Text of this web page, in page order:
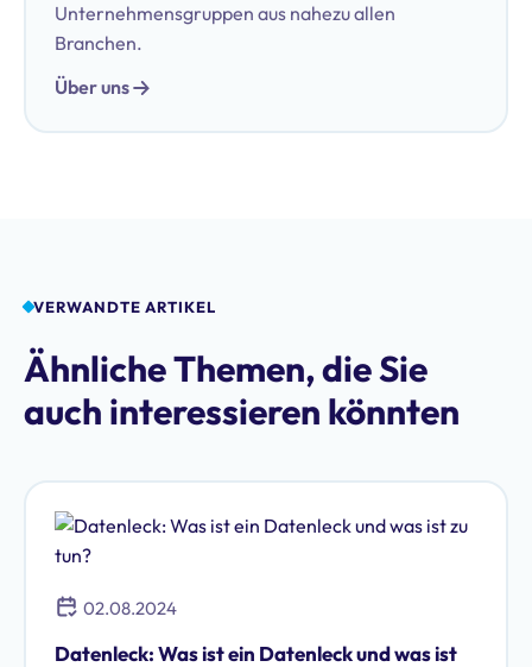
Unternehmensgruppen aus nahezu allen
Branchen.
Über uns
VERWANDTE ARTIKEL
Ähnliche Themen, die Sie
auch interessieren könnten
02.08.2024
Datenleck: Was ist ein Datenleck und was ist